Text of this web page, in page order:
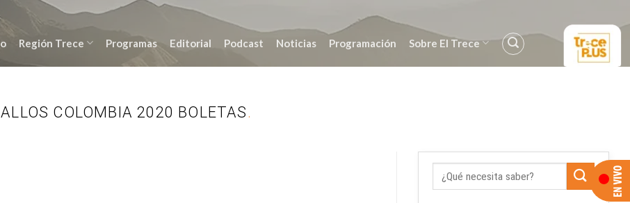
Región Trece Programas Editorial Podcast Noticias Programación Sobre El Trece
COLOMBIA 2020 BOLETAS.